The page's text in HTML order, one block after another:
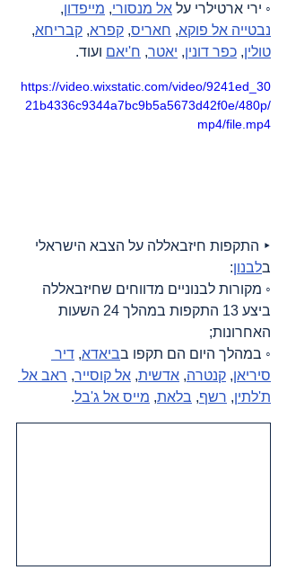
◦ ירי ארטילרי על אל מנסורי, מייפדון,
נבטייה אל פוקא, חאריס, קפרא, קבריחא,
טולין, כפר דונין, יאטר, ח'יאם ועוד.
https://video.wixstatic.com/video/9241ed_30
21b4336c9344a7bc9b5a5673d42f0e/480p/
mp4/file.mp4
‣ התקפות חיזבאללה על הצבא הישראלי
בלבנון:
◦ מקורות לבנוניים מדווחים שחיזבאללה
ביצע 13 התקפות במהלך 24 השעות
האחרונות;
◦ במהלך היום הם תקפו בביאדא, דיר
סיריאן, קנטרה, אדשית, אל קוסייר, ראב אל
ת'לתין, רשף, בלאת, מייס אל ג'בל.